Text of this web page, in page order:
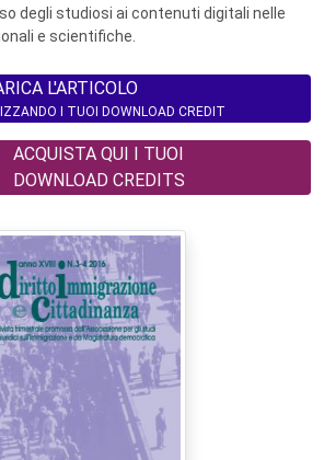
degli studiosi ai contenuti digitali nelle
e scientifiche.
L'ARTICOLO
I TUOI DOWNLOAD CREDIT
ACQUISTA QUI I TUOI
DOWNLOAD CREDITS